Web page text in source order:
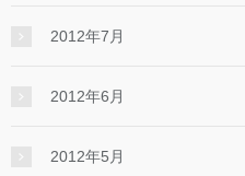
2012年7月
2012年6月
2012年5月